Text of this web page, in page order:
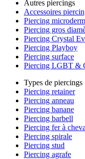
Autres piercings
Accessoires
Piercing
Piercing gros
Piercing Crystal
Piercing Playboy
Piercing surface
Piercing LGBT &
Types de piercings
Piercing retainer
Piercing anneau
Piercing banane
Piercing barbell
Piercing fer à
Piercing spirale
Piercing stud
Piercing agrafe